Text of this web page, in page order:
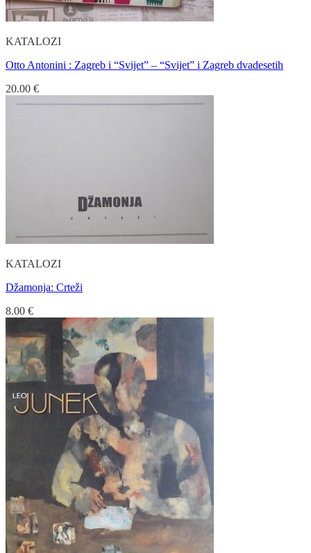
KATALOZI
Otto Antonini : Zagreb i “Svijet” – “Svijet” i Zagreb dvadesetih
20.00 €
KATALOZI
Džamonja: Crteži
8.00 €